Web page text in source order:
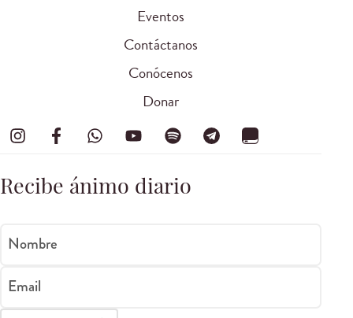
Eventos
Contáctanos
Conócenos
Donar
Recibe ánimo diario
Nombre
Email